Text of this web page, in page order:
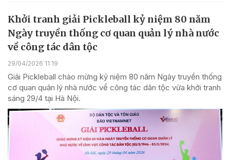
Khởi tranh giải Pickleball kỷ niệm 80 năm
Ngày truyền thống cơ quan quản lý nhà nước
về công tác dân tộc
29/04/2026 11:19
Giải Pickleball chào mừng kỷ niệm 80 năm Ngày truyền thống
cơ quan quản lý nhà nước về công tác dân tộc vừa khởi tranh
sáng 29/4 tại Hà Nội.